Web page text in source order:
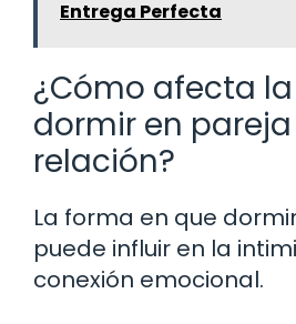
Entrega Perfecta
¿Cómo afecta
dormir en
relación?
La forma en que
puede influir en la
conexión emocional.